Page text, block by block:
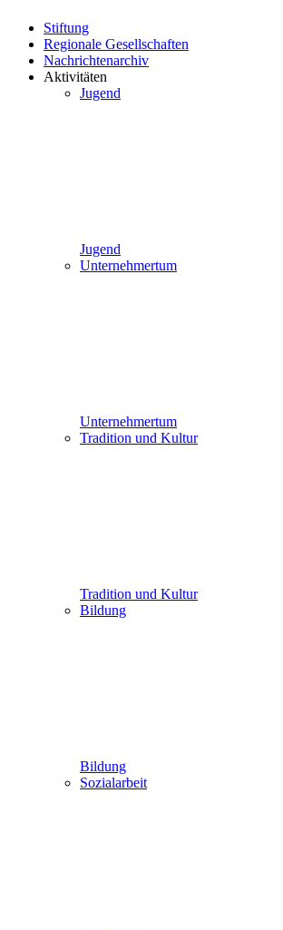
Stiftung
Regionale Gesellschaften
Nachrichtenarchiv
Aktivitäten
Jugend
Jugend
Unternehmertum
Unternehmertum
Tradition und Kultur
Tradition und Kultur
Bildung
Bildung
Sozialarbeit